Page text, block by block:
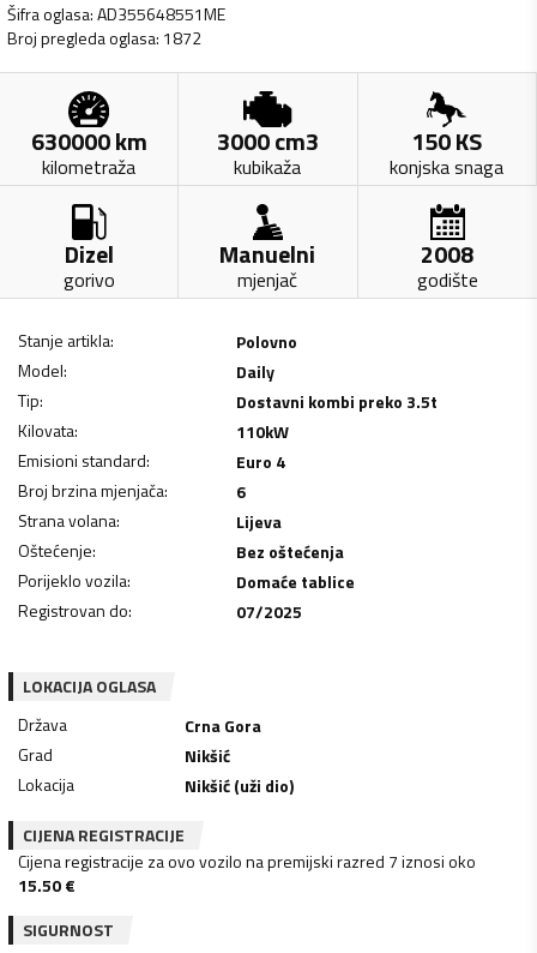
Šifra oglasa:AD355648551ME
Broj pregleda oglasa: 1872
630000km
kilometraža
3000cm3
kubikaža
150KS
konjska snaga
Dizel
gorivo
Manuelni
mjenjač
2008
godište
Stanje artikla:
Polovno
Model:
Daily
Tip:
Dostavni kombi preko 3.5t
Kilovata: 110kW
Emisioni standard:
Euro 4
Broj brzina mjenjača:
6
Strana volana:
Lijeva
Oštećenje:
Bez oštećenja
Porijeklo vozila:
Domaće tablice
Registrovan do: 07/2025
LOKACIJA OGLASA
Država
Crna Gora
Grad
Nikšić
Lokacija
Nikšić (uži dio)
CIJENA REGISTRACIJE
Cijena registracije za ovo vozilo na premijski razred 7 iznosi oko
15.50€
SIGURNOST